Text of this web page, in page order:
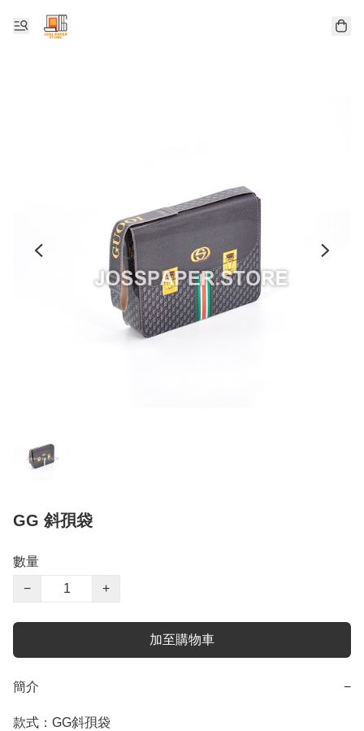
GG 斜孭袋
數量
−
+
加至購物車
簡介 −
款式：GG斜孭袋